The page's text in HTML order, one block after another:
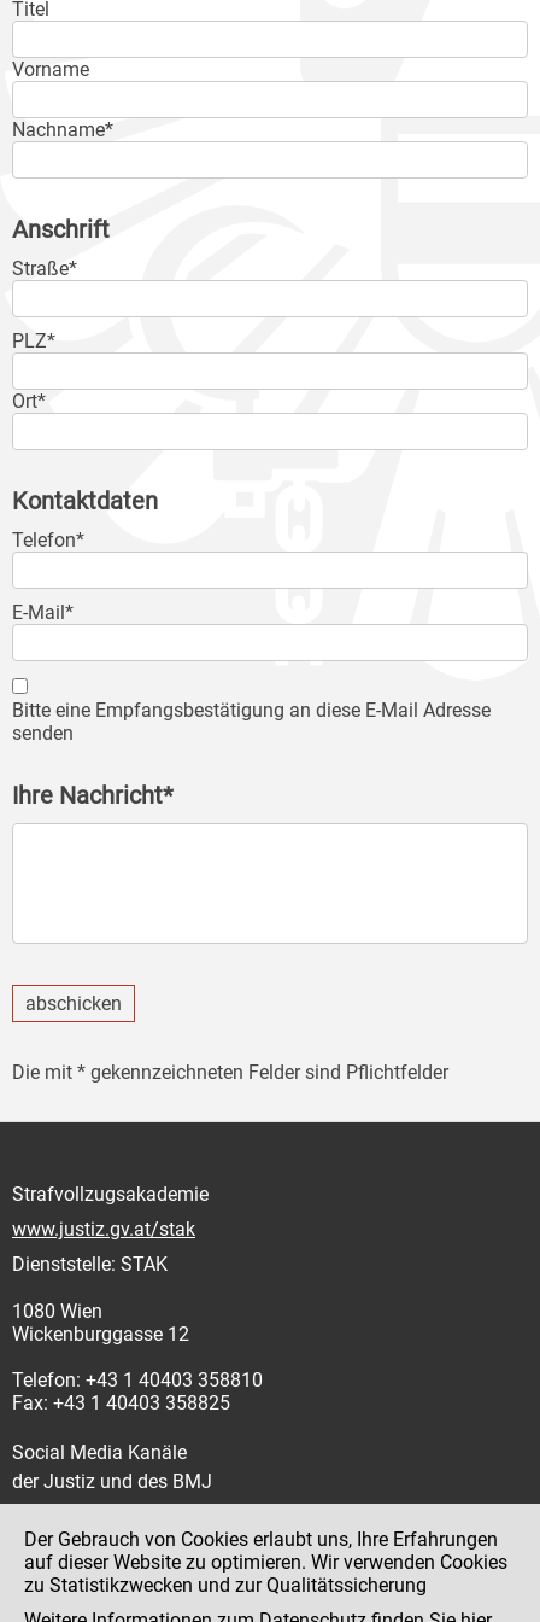
Titel
Vorname
Nachname*
Anschrift
Straße*
PLZ*
Ort*
Kontaktdaten
Telefon*
E-Mail*
Bitte eine Empfangsbestätigung an diese E-Mail Adresse
senden
Ihre Nachricht*
abschicken
Die mit * gekennzeichneten Felder sind Pflichtfelder
Strafvollzugsakademie
www.justiz.gv.at/stak
Dienststelle: STAK
1080 Wien
Wickenburggasse 12
Telefon: +43 1 40403 358810
Fax: +43 1 40403 358825
Social Media Kanäle
der Justiz und des BMJ
Impressum
Der Gebrauch von Cookies erlaubt uns, Ihre Erfahrungen
auf dieser Website zu optimieren. Wir verwenden Cookies
zu Statistikzwecken und zur Qualitätssicherung